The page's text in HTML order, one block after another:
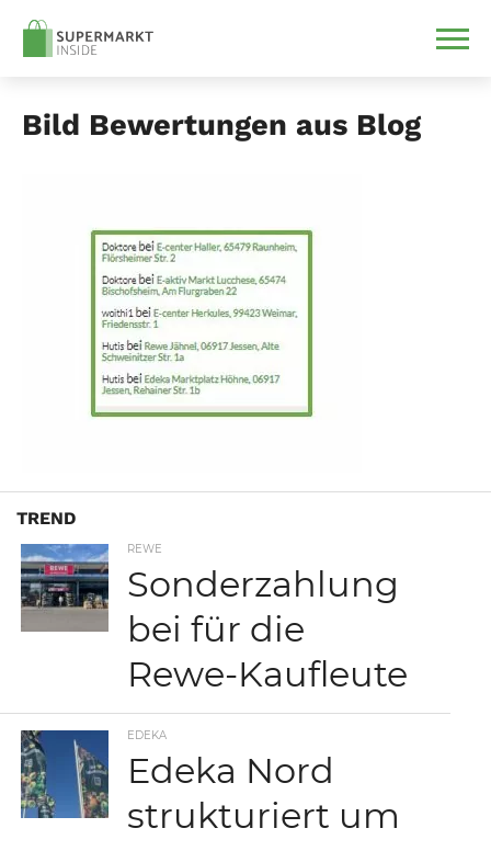
Bild Bewertungen aus Blog
TREND
REWE
Sonderzahlung
bei für die
Rewe-Kaufleute
EDEKA
Edeka Nord
strukturiert um